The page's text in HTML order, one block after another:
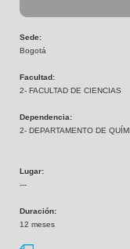
Sede:
Bogotá
Facultad:
2- FACULTAD DE CIENCIAS
Dependencia:
2- DEPARTAMENTO DE
Lugar:
---
Duración:
12 meses